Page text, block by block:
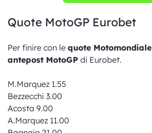
Quote MotoGP Eurobet
Per finire con le quote Motomondiale
antepost MotoGP di Eurobet.
M.Marquez 1.55
Bezzecchi 3.00
Acosta 9.00
A.Marquez 11.00